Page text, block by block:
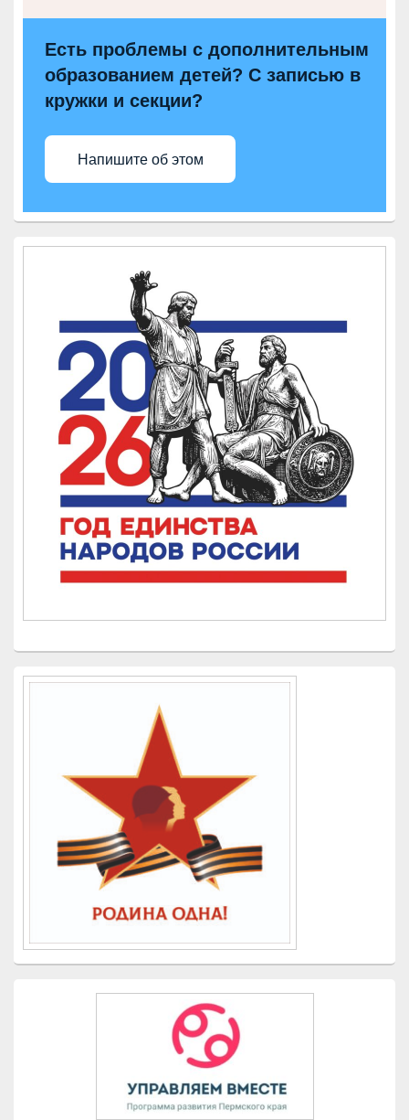
Есть проблемы с дополнительным
образованием детей? С записью в
кружки и секции?
Напишите об этом